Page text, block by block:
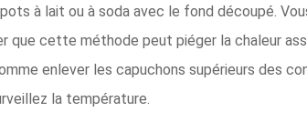
à lait ou à soda avec le fond découpé.
que cette méthode peut piéger la chaleur
enlever les capuchons supérieurs des
la température.